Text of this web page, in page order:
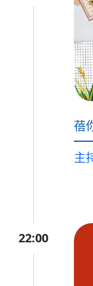
蓓
主
22:00